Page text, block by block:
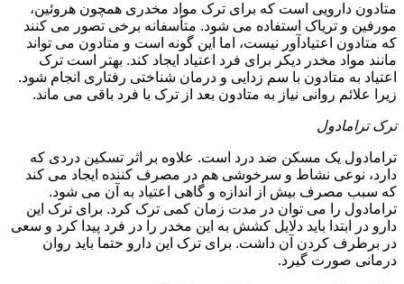
متادون دارویی است که برای ترک مواد مخدری همچون هروئین،
مورفین و تریاک استفاده می شود. متأسفانه برخی تصور می کنند
که متادون اعتیادآور نیست، اما این گونه است و متادون می تواند
مانند مواد مخدر دیکر برای فرد اعتیاد ایجاد کند. بهتر است ترک
اعتیاد به متادون با سم زدایی و درمان شناختی رفتاری انجام شود.
زیرا علائم روانی نیاز به متادون بعد از ترک با فرد باقی می ماند.
ترک ترامادول
ترامادول یک مسکن ضد درد است. علاوه بر اثر تسکین دردی که
دارد، نوعی نشاط و سرخوشی هم در مصرف کننده ایجاد می کند
که سبب مصرف بیش از اندازه و گاهی اعتیاد به آن می شود.
ترامادول را می توان در مدت زمان کمی ترک کرد. برای ترک این
دارو در ابتدا باید دلایل کشش به این مخدر را در فرد پیدا کرد و سعی
در برطرف کردن آن داشت. برای ترک این دارو حتما باید روان
درمانی صورت گیرد.